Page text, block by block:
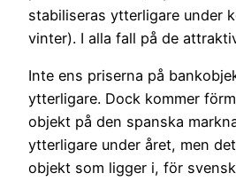
stabiliseras ytterligare under
vinter). I alla fall på de
Inte ens priserna på
ytterligare. Dock kommer
objekt på den spanska
ytterligare under året, men
objekt som ligger i, för